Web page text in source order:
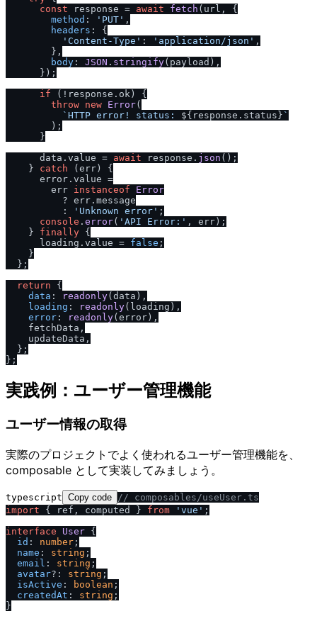
const response = await fetch (url, {
method : 'PUT' ,
headers : {
'Content-Type' : 'application /json' ,
        },
body : JSON . stringify(payload),
      });
if (!response. ok ) {
throw new Error(
`HTTP error! status: ${response.status} `
        );
      }
      data.
value = await response. json ();
    }
catch (err) {
      error.
value =
        err
instanceof
Error
          ? err.
message
          :
'Unknown error' ;
console . error( 'API Error:' , err);
    }
finally {
      loading.
value = false ;
    }
  };
return {
data : readonly(data),
loading : readonly(loading),
error : readonly(error),
    fetchData,
    updateData,
  };
実践例：ユーザー管理機能
ユーザー情報の取得
実際のプロジェクトでよく使われるユーザー管理機能を、
composable として実装してみましょう。
typescript Copy code // composables/useUser.ts
import { ref, computed } from 'vue' ;
interface
User {
id : number ;
name : string ;
email : string ;
avatar?: string ;
isActive : boolean ;
createdAt : string ;
}